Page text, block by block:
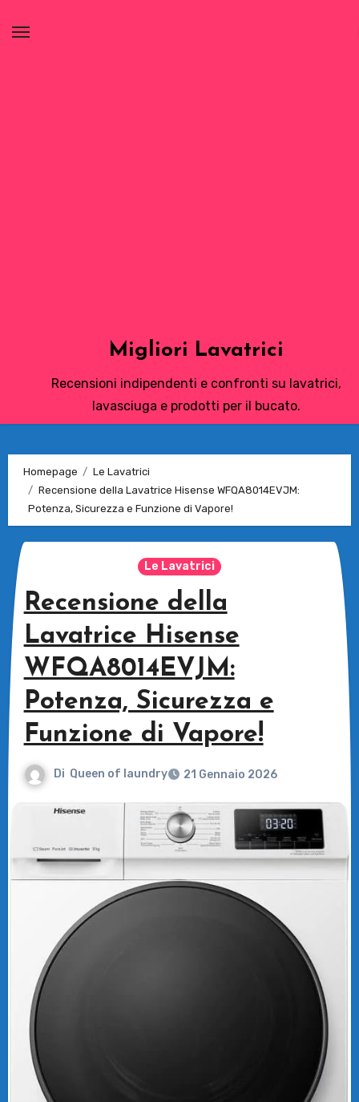
Migliori Lavatrici
Recensioni indipendenti e confronti su lavatrici,
lavasciuga e prodotti per il bucato.
Homepage
Le Lavatrici
Recensione della Lavatrice Hisense WFQA8014EVJM:
Potenza, Sicurezza e Funzione di Vapore!
Le Lavatrici
Recensione della
Lavatrice Hisense
WFQA8014EVJM:
Potenza, Sicurezza e
Funzione di Vapore!
Di Queen of laundry 21 Gennaio 2026